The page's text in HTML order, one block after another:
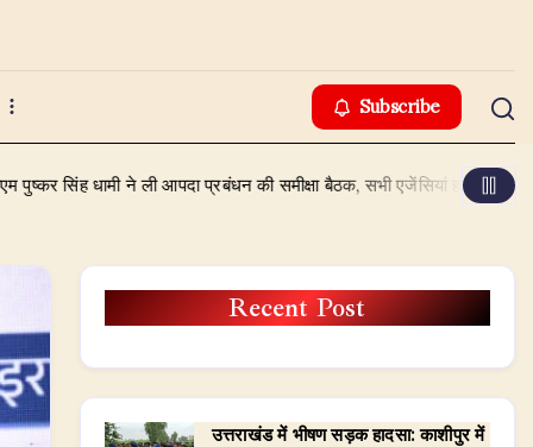
Subscribe
ली आपदा प्रबंधन की समीक्षा बैठक, सभी एजेंसियां हाई अलर्ट पर August
Recent Post
उत्तराखंड में भीषण सड़क हादसा: काशीपुर में